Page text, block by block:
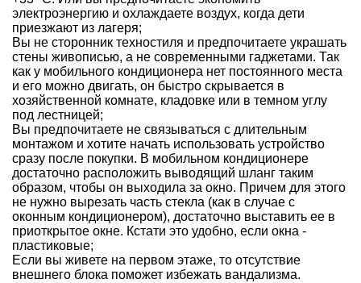
электроэнергию и охлаждаете воздух, когда дети
приезжают из лагеря;
Вы не сторонник техностиля и предпочитаете украшать
стены живописью, а не современными гаджетами. Так
как у мобильного кондиционера нет постоянного места
и его можно двигать, он быстро скрывается в
хозяйственной комнате, кладовке или в темном углу
под лестницей;
Вы предпочитаете не связываться с длительным
монтажом и хотите начать использовать устройство
сразу после покупки. В мобильном кондиционере
достаточно расположить выводящий шланг таким
образом, чтобы он выходила за окно. Причем для этого
не нужно вырезать часть стекла (как в случае с
оконным кондиционером), достаточно выставить ее в
приоткрытое окне. Кстати это удобно, если окна -
пластиковые;
Если вы живете на первом этаже, то отсутствие
внешнего блока поможет избежать вандализма.